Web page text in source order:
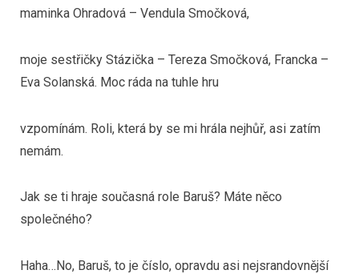
maminka Ohradová – Vendula Smočková,
moje sestřičky Stázička – Tereza Smočková, Francka –
Eva Solanská. Moc ráda na tuhle hru
vzpomínám. Roli, která by se mi hrála nejhůř, asi zatím
nemám.
Jak se ti hraje současná role Baruš? Máte něco
společného?
Haha…No, Baruš, to je číslo, opravdu asi nejsrandovnější